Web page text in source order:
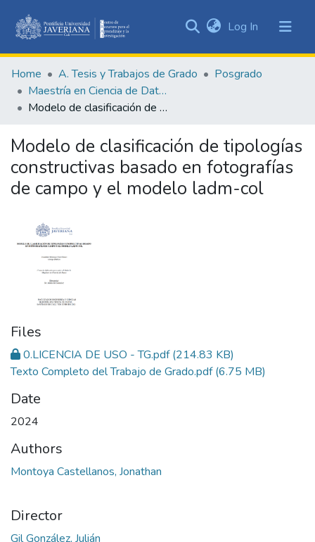
&
Collections
Statistics
Log In (current)
Home A. Tesis y Trabajos de Grado
Posgrado
Maestría en Ciencia de Datos
Modelo de clasificación de tipologías constructivas basado en fotografías de campo y el modelo ladm-col
Modelo de clasificación de tipologías
constructivas basado en fotografías
de campo y el modelo ladm-col
Files
0.LICENCIA DE USO - TG.pdf(214.83 KB)
Texto Completo del Trabajo de Grado.pdf(6.75 MB)
Date
2024
Authors
Montoya Castellanos, Jonathan
Director
Gil González, Julián